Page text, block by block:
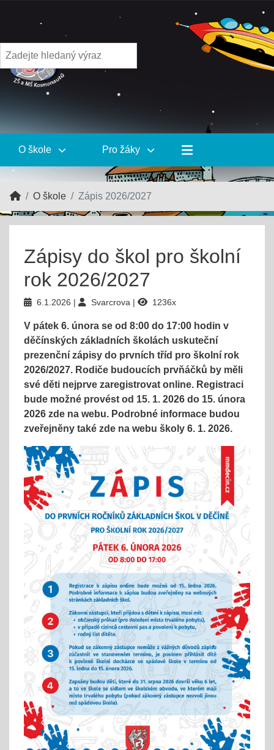
O škole Pro žáky
O škole Zápis 2026/2027
Zápisy do škol pro školní
rok 2026/2027
6.1.2026 Svarcrova 1236x
V pátek 6. února se od 8:00 do 17:00 hodin v
děčínských základních školách uskuteční
prezenční zápisy do prvních tříd pro školní rok
2026/2027. Rodiče budoucích prvňáčků by měli
své děti nejprve zaregistrovat online. Registraci
bude možné provést od 15. 1. 2026 do 15. února
2026 zde na webu. Podrobné informace budou
zveřejněny také zde na webu školy 6. 1. 2026.